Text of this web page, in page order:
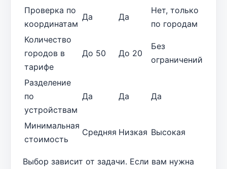
Проверка по
координатам
Да Да
Нет, только
по городам
Количество
городов в
тарифе
До 50 До 20
Без
ограничений
Разделение
по
устройствам
Да Да Да
Минимальная
стоимость
Средняя Низкая Высокая
Выбор зависит от задачи. Если вам нужна